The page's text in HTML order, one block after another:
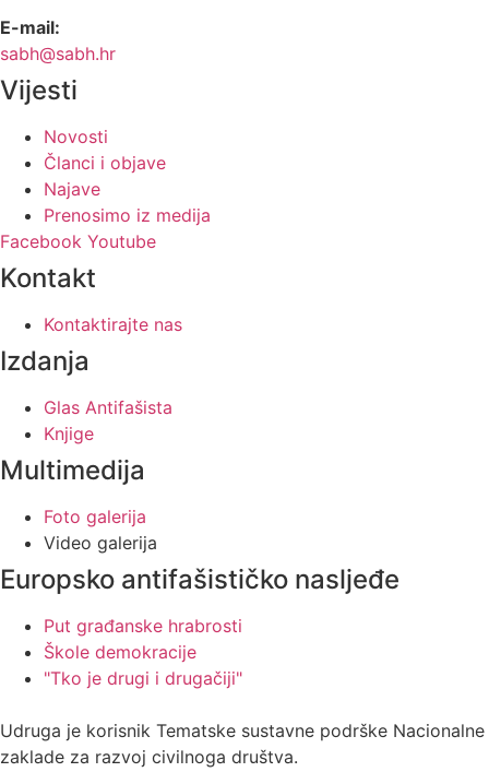
E-mail:
sabh@sabh.hr
Vijesti
Novosti
Članci i objave
Najave
Prenosimo iz medija
Facebook Youtube
Kontakt
Kontaktirajte nas
Izdanja
Glas Antifašista
Knjige
Multimedija
Foto galerija
Video galerija
Europsko antifašističko nasljeđe
Put građanske hrabrosti
Škole demokracije
"Tko je drugi i drugačiji"
Udruga je korisnik Tematske sustavne podrške Nacionalne
zaklade za razvoj civilnoga društva.